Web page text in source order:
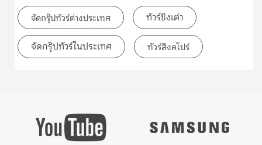
จัดกรุ๊ปทัวร์ต่างประเทศ ทัวร์ชิงเต่า
จัดกรุ๊ปทัวร์ในประเทศ ทัวร์สิงคโปร์